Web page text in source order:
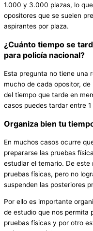
1.000 y 3.000 plazas, lo
opositores que se suelen
aspirantes por plaza.
¿Cuánto tiempo se
para policía nacional?
Esta pregunta no tiene una
mucho de cada opositor,
del tiempo que tarde en
casos puedes tardar entre
Organiza bien tu
En muchos casos ocurre
prepararse las pruebas
estudiar el temario. De
pruebas físicas, pero no
suspenden las posteriores
Por ello es importante
de estudio que nos permita
pruebas físicas y por otro